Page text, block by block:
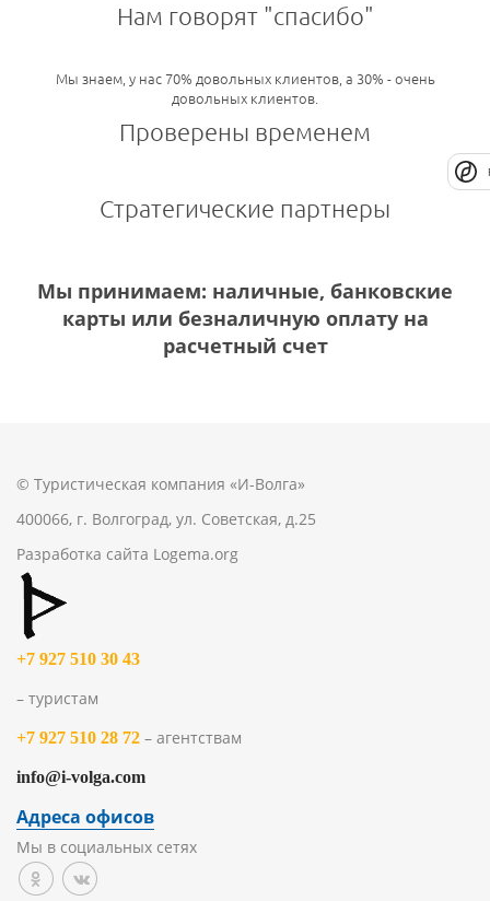
Нам говорят "спасибо"
Мы знаем, у нас 70% довольных клиентов, а 30% - очень
довольных клиентов.
Проверены временем
Стратегические партнеры
Мы принимаем: наличные, банковские
карты или безналичную оплату на
расчетный счет
© Туристическая компания «И-Волга»
400066, г. Волгоград, ул. Советская, д.25
Разработка сайта Logema.org
+7 927 510 30 43
– туристам
+7 927 510 28 72 – агентствам
info@i-volga.com
Адреса офисов
Мы в социальных сетях